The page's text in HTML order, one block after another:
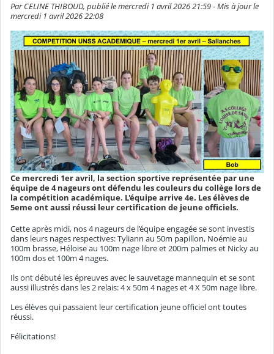
Par CELINE THIBOUD, publié le mercredi 1 avril 2026 21:59 - Mis à jour le
mercredi 1 avril 2026 22:08
Ce mercredi 1er avril, la section sportive représentée par une
équipe de 4 nageurs ont défendu les couleurs du collège lors de
la compétition académique. L'équipe arrive 4e. Les élèves de
5eme ont aussi réussi leur certification de jeune officiels.
Cette après midi, nos 4 nageurs de l’équipe engagée se sont investis
dans leurs nages respectives: Tyliann au 50m papillon, Noémie au
100m brasse, Héloise au 100m nage libre et 200m palmes et Nicky au
100m dos et 100m 4 nages.
Ils ont débuté les épreuves avec le sauvetage mannequin et se sont
aussi illustrés dans les 2 relais: 4 x 50m 4 nages et 4 X 50m nage libre.
Les élèves qui passaient leur certification jeune officiel ont toutes
réussi.
Félicitations!